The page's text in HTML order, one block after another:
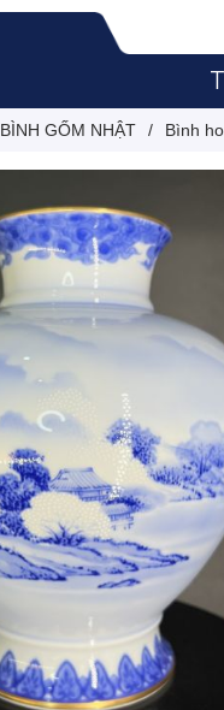
BÌNH GỐM NHẬT / Bình